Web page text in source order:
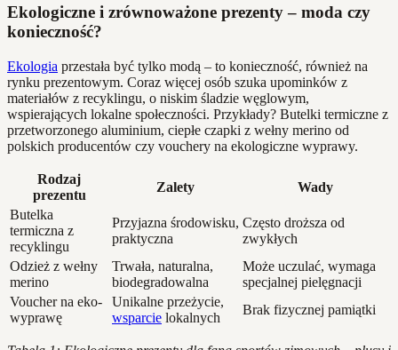
Ekologiczne i zrównoważone prezenty – moda czy
konieczność?
Ekologia przestała być tylko modą – to konieczność, również na
rynku prezentowym. Coraz więcej osób szuka upominków z
materiałów z recyklingu, o niskim śladzie węglowym,
wspierających lokalne społeczności. Przykłady? Butelki termiczne z
przetworzonego aluminium, ciepłe czapki z wełny merino od
polskich producentów czy vouchery na ekologiczne wyprawy.
Rodzaj
prezentu
Zalety
Wady
Butelka
termiczna z
recyklingu
Przyjazna środowisku,
praktyczna
Często droższa od
zwykłych
Odzież z wełny
merino
Trwała, naturalna,
biodegradowalna
Może uczulać, wymaga
specjalnej pielęgnacji
Voucher na eko-
wyprawę
Unikalne przeżycie,
wsparcie lokalnych
Brak fizycznej pamiątki